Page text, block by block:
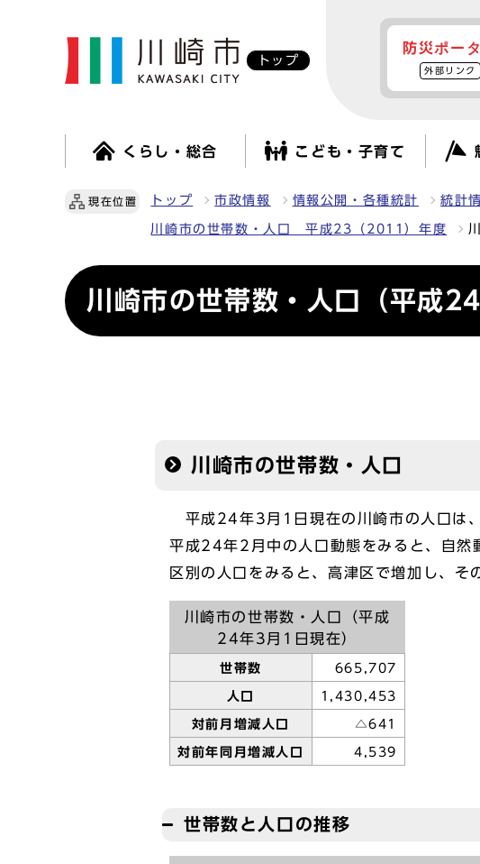
トップ
防災ポー
外部リンク
くらし・総合 こども・子育て
現在位置 トップ 市政情報 情報公開・各種統計 統計
川崎市の世帯数・人口 平成23（2011）年度
川崎市の世帯数・人口（平成
川崎市の世帯数・人口
平成24年3月1日現在の川崎市の人口は
平成24年2月中の人口動態をみると、自
区別の人口をみると、高津区で増加し、そ
川崎市の世帯数・人口（平成
24年3月1日現在）
世帯数 665,707
人口 1,430,453
対前月増減人口 △641
対前年同月増減人口 4,539
世帯数と人口の推移